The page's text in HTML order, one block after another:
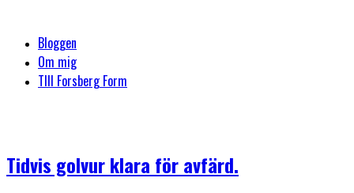
Bloggen
Om mig
TIll Forsberg Form
Tidvis golvur klara för avfärd.